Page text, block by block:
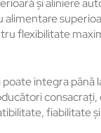
și aliniere
alimentare
flexibilitate
integra până
consacrați,
fiabilitate